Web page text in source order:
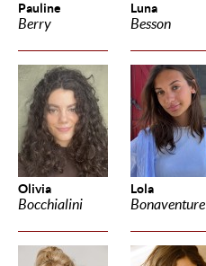
Pauline
Berry
Luna
Besson
Olivia
Bocchialini
Lola
Bonaventure